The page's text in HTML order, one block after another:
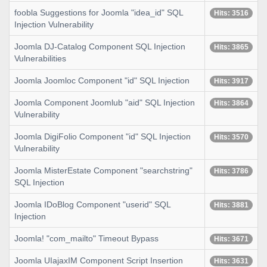
foobla Suggestions for Joomla "idea_id" SQL
Injection Vulnerability
Hits: 3516
Joomla DJ-Catalog Component SQL Injection
Vulnerabilities
Hits: 3865
Joomla Joomloc Component "id" SQL Injection Hits: 3917
Joomla Component Joomlub "aid" SQL Injection
Vulnerability
Hits: 3864
Joomla DigiFolio Component "id" SQL Injection
Vulnerability
Hits: 3570
Joomla MisterEstate Component "searchstring"
SQL Injection
Hits: 3786
Joomla IDoBlog Component "userid" SQL
Injection
Hits: 3881
Joomla! "com_mailto" Timeout Bypass Hits: 3671
Joomla UIajaxIM Component Script Insertion
Hits: 3631